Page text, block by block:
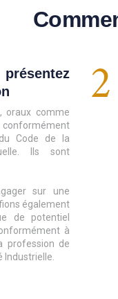
oraux comme
conformément
Code de la
Ils sont
sur une
également
de potentiel
à
profession de
Industrielle.
2